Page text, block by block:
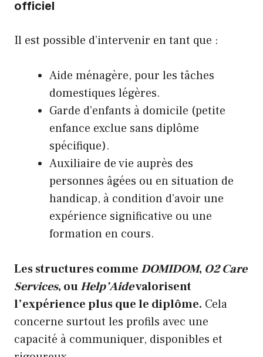
officiel
Il est possible d’intervenir en tant que :
Aide ménagère, pour les tâches
domestiques légères.
Garde d’enfants à domicile (petite
enfance exclue sans diplôme
spécifique).
Auxiliaire de vie auprès des
personnes âgées ou en situation de
handicap, à condition d’avoir une
expérience significative ou une
formation en cours.
Les structures commeDOMIDOM, O2 Care
Services, ouHelp’Aidevalorisent
l’expérience plus que le diplôme. Cela
concerne surtout les profils avec une
capacité à communiquer, disponibles et